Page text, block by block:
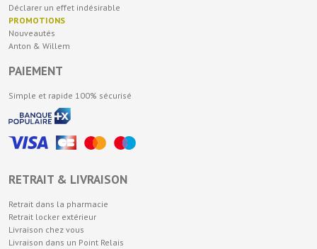
Déclarer un effet indésirable
PROMOTIONS
Nouveautés
Anton & Willem
PAIEMENT
Simple et rapide 100% sécurisé
RETRAIT & LIVRAISON
Retrait dans la pharmacie
Retrait locker extérieur
Livraison chez vous
Livraison dans un Point Relais